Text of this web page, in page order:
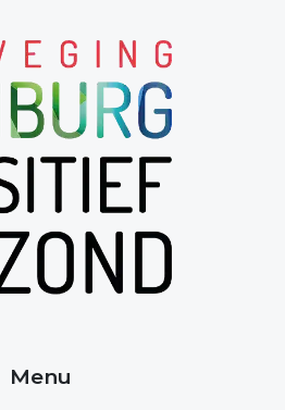
Menu